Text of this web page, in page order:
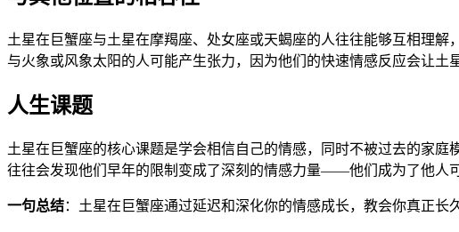
土星在巨蟹座与土星在摩羯座、处女座或天蝎座的人往往能够互相理
与火象或风象太阳的人可能产生张力，因为他们的快速情感反应会让土
人生课题
土星在巨蟹座的核心课题是学会相信自己的情感，同时不被过去的家
往往会发现他们早年的限制变成了深刻的情感力量——他们成为了他人
一句总结：土星在巨蟹座通过延迟和深化你的情感成长，教会你真正长